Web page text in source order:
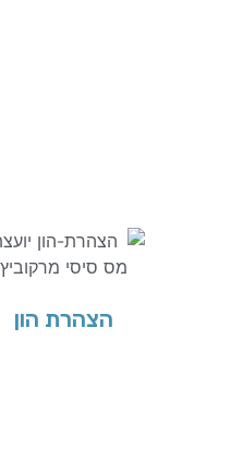
הצהרת הון